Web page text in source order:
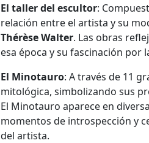
El taller del escultor:
relación entre el artista y su
Thérèse Walter. Las obras
esa época y su fascinación por
El Minotauro: A través de 11
mitológica, simbolizando sus
El Minotauro aparece en
momentos de introspección y
del artista.